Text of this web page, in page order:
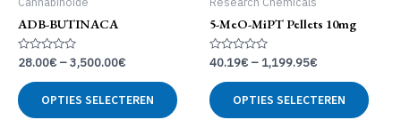
ADB-BUTINACA
Gewaardeerd
0
uit
5
28.00€ –3,500.00€
OPTIES SELECTEREN
product
5-MeO-MiPT Pellets 10mg
Gewaardeerd
0
uit
5
40.19€ – 1,199.95€
OPTIES SELECTEREN